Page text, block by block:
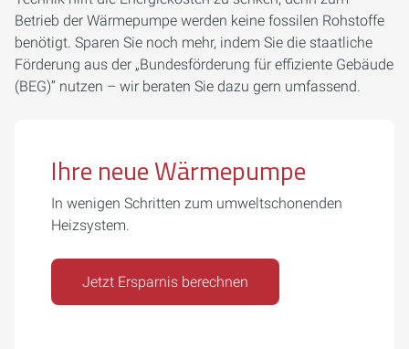
Betrieb der Wärmepumpe werden keine fossilen Rohstoffe
benötigt. Sparen Sie noch mehr, indem Sie die staatliche
Förderung aus der „Bundesförderung für effiziente Gebäude
(BEG)” nutzen – wir beraten Sie dazu gern umfassend.
Ihre neue Wärmepumpe
In wenigen Schritten zum umweltschonenden
Heizsystem.
Jetzt Ersparnis berechnen